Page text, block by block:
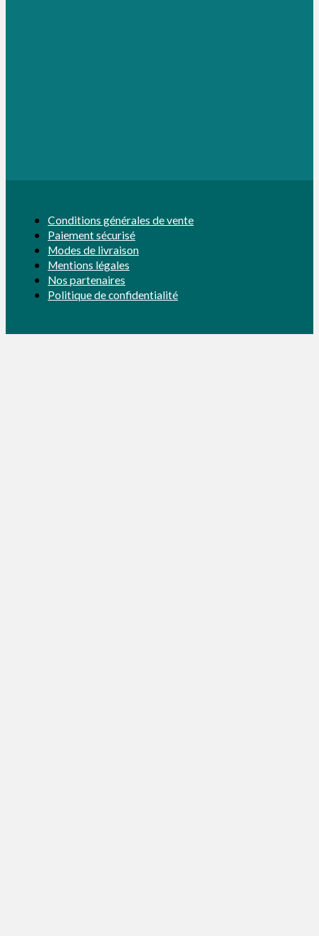
Conditions générales de vente
Paiement sécurisé
Modes de livraison
Mentions légales
Nos partenaires
Politique de confidentialité